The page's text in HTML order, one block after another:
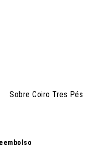
Sobre Coiro Tres Pés